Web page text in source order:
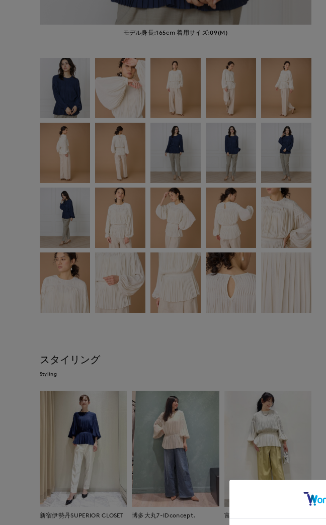
モデル身長:165cm 着用サイズ:09(M)
スタイリング
Styling
新宿伊勢丹SUPERIOR CLOSET 博多大丸7-IDconcept. 富山大和7-IDconcept.